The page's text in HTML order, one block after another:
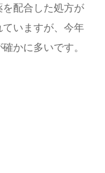
配合した処方が
いますが、今年
かに多いです。